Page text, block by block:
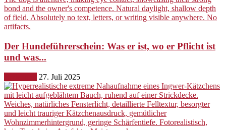
Der Hundeführerschein: Was er ist, wo er Pflicht ist
und was...
27. Juli 2025